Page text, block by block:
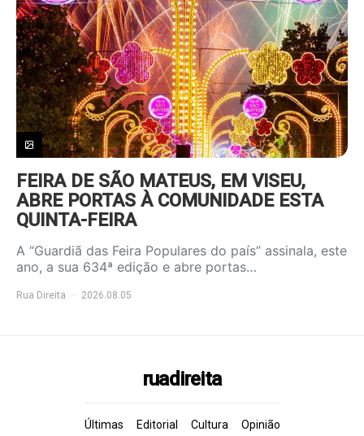
FEIRA DE SÃO MATEUS, EM VISEU,
ABRE PORTAS À COMUNIDADE ESTA
QUINTA-FEIRA
A “Guardiã das Feira Populares do país” assinala, este
ano, a sua 634ª edição e abre portas…
Rua Direita 2026.08.05
ruadireita
Últimas Editorial Cultura Opinião